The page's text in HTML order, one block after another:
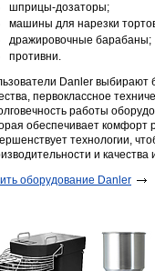
шприцы-дозаторы;
машины для нарезки
дражировочные барабаны;
противни.
Danler выбирают
первоклассное
работы
обеспечивает комфорт
технологии,
и качества
оборудование Danler